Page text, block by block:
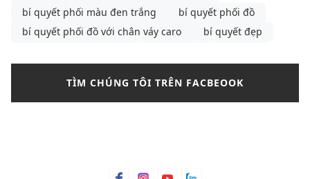
bí quyết phối màu đen trắng
bí quyết phối đồ
bí quyết phối đồ với chân váy caro
bí quyết đẹp
bảng size quần tây nữ
TÌM CHÚNG TÔI TRÊN FACBEOOK